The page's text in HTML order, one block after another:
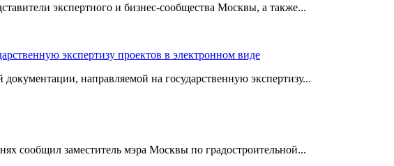
экспертного и бизнес-сообщества Москвы, а также...
экспертизу проектов в электронном виде
направляемой на государственную экспертизу...
сообщил заместитель мэра Москвы по градостроительной...